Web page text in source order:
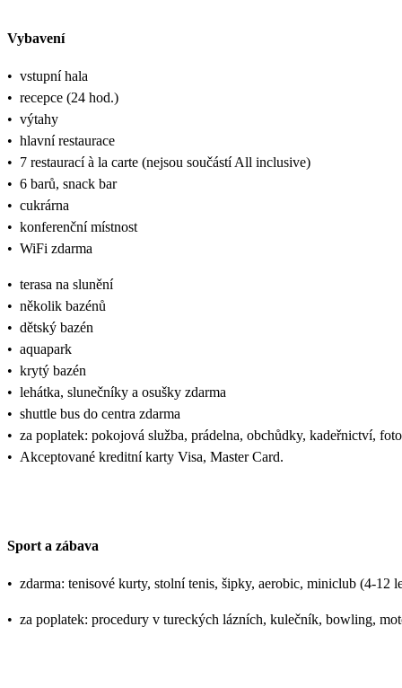
Vybavení
• vstupní hala
• recepce (24 hod.)
• výtahy
• hlavní restaurace
• 7 restaurací à la carte (nejsou součástí All inclusive)
• 6 barů, snack bar
• cukrárna
• konferenční místnost
• WiFi zdarma
• terasa na slunění
• několik bazénů
• dětský bazén
• aquapark
• krytý bazén
• lehátka, slunečníky a osušky zdarma
• shuttle bus do centra zdarma
• za poplatek: pokojová služba, prádelna, obchůdky, kadeřnictví,
• Akceptované kreditní karty Visa, Master Card.
Sport a zábava
• zdarma: tenisové kurty, stolní tenis, šipky, aerobic, miniclub (4-12
• za poplatek: procedury v tureckých lázních, kulečník, bowling,